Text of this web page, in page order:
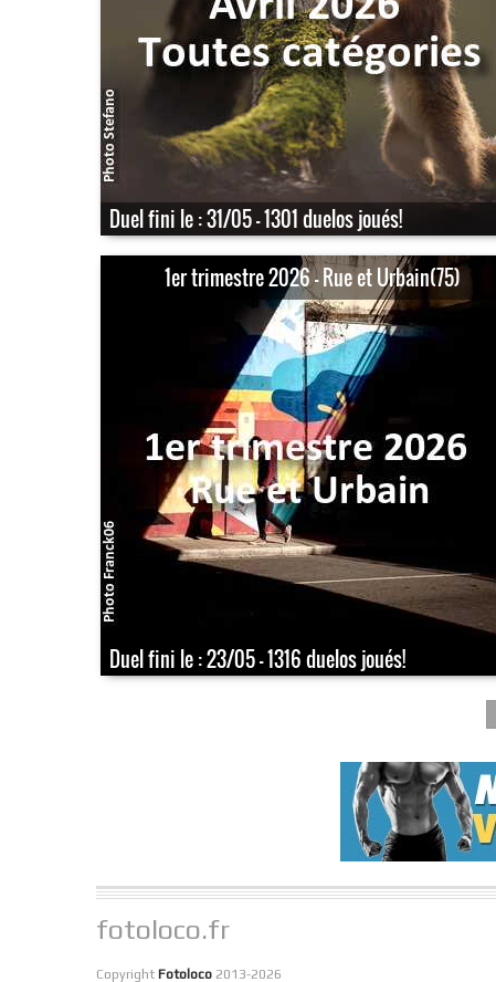
Duel fini le : 31/05 - 1301 duelos joués!
1er trimestre 2026 - Rue et Urbain(75)
Duel fini le : 23/05 - 1316 duelos joués!
fotoloco.fr
Copyright Fotoloco2013-2026